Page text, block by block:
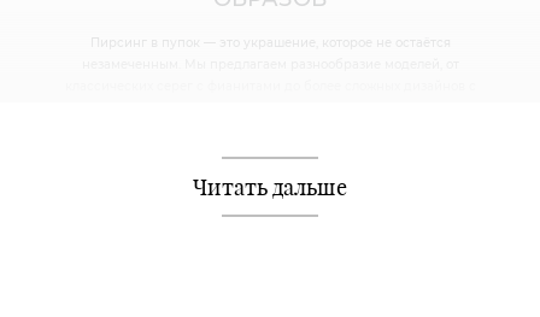
Пирсинг в пупок — это украшение, которое не остаётся
КОМФОРТ И КАЧЕСТВО
Серебряные украшения для пупка от MIESTILO легко носить каждый
Читать дальше